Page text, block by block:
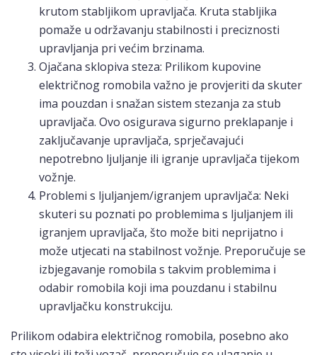
krutom stabljikom upravljača. Kruta stabljika
pomaže u održavanju stabilnosti i preciznosti
upravljanja pri većim brzinama.
Ojačana sklopiva steza: Prilikom kupovine
električnog romobila važno je provjeriti da skuter
ima pouzdan i snažan sistem stezanja za stub
upravljača. Ovo osigurava sigurno preklapanje i
zaključavanje upravljača, sprječavajući
nepotrebno ljuljanje ili igranje upravljača tijekom
vožnje.
Problemi s ljuljanjem/igranjem upravljača: Neki
skuteri su poznati po problemima s ljuljanjem ili
igranjem upravljača, što može biti neprijatno i
može utjecati na stabilnost vožnje. Preporučuje se
izbjegavanje romobila s takvim problemima i
odabir romobila koji ima pouzdanu i stabilnu
upravljačku konstrukciju.
Prilikom odabira električnog romobila, posebno ako